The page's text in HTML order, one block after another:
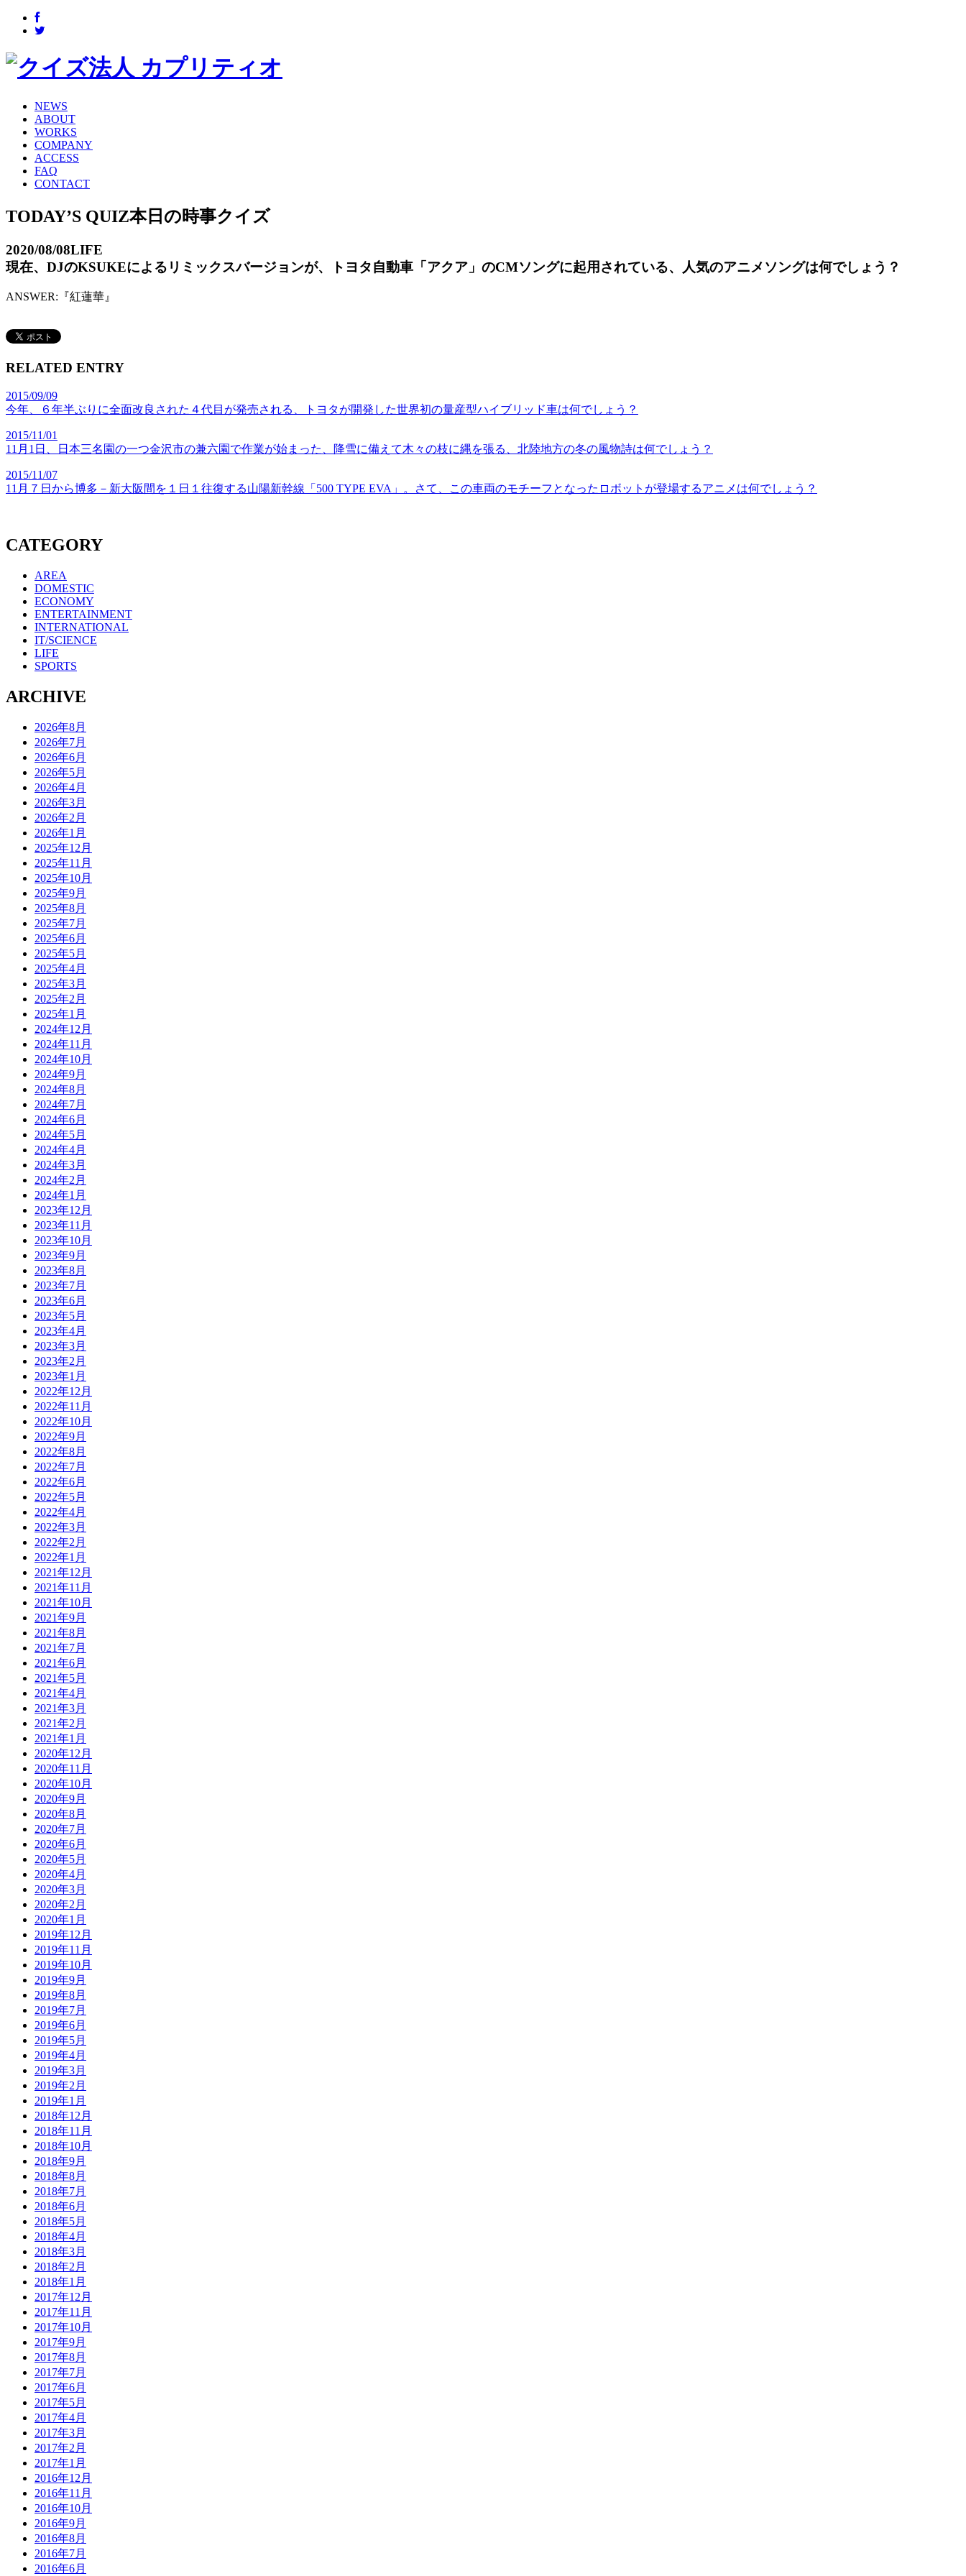
NEWS
ABOUT
WORKS
COMPANY
ACCESS
FAQ
CONTACT
TODAY’S QUIZ本日の時事クイズ
2020/08/08LIFE
現在、DJのKSUKEによるリミックスバージョンが、トヨタ自動車「アクア」のCMソングに起用されている、人気のアニメソングは何でしょう？
ANSWER: 『紅蓮華』
RELATED ENTRY
2015/09/09
今年、６年半ぶりに全面改良された４代目が発売される、トヨタが開発した世界初の量産型ハイブリッド車は何でしょう？
2015/11/01
11月1日、日本三名園の一つ金沢市の兼六園で作業が始まった、降雪に備えて木々の枝に縄を張る、北陸地方の冬の風物詩は何でしょう？
2015/11/07
11月７日から博多－新大阪間を１日１往復する山陽新幹線「500 TYPE EVA」。さて、この車両のモチーフとなったロボットが登場するアニメは何でしょう？
CATEGORY
AREA
DOMESTIC
ECONOMY
ENTERTAINMENT
INTERNATIONAL
IT/SCIENCE
LIFE
SPORTS
ARCHIVE
2026年8月
2026年7月
2026年6月
2026年5月
2026年4月
2026年3月
2026年2月
2026年1月
2025年12月
2025年11月
2025年10月
2025年9月
2025年8月
2025年7月
2025年6月
2025年5月
2025年4月
2025年3月
2025年2月
2025年1月
2024年12月
2024年11月
2024年10月
2024年9月
2024年8月
2024年7月
2024年6月
2024年5月
2024年4月
2024年3月
2024年2月
2024年1月
2023年12月
2023年11月
2023年10月
2023年9月
2023年8月
2023年7月
2023年6月
2023年5月
2023年4月
2023年3月
2023年2月
2023年1月
2022年12月
2022年11月
2022年10月
2022年9月
2022年8月
2022年7月
2022年6月
2022年5月
2022年4月
2022年3月
2022年2月
2022年1月
2021年12月
2021年11月
2021年10月
2021年9月
2021年8月
2021年7月
2021年6月
2021年5月
2021年4月
2021年3月
2021年2月
2021年1月
2020年12月
2020年11月
2020年10月
2020年9月
2020年8月
2020年7月
2020年6月
2020年5月
2020年4月
2020年3月
2020年2月
2020年1月
2019年12月
2019年11月
2019年10月
2019年9月
2019年8月
2019年7月
2019年6月
2019年5月
2019年4月
2019年3月
2019年2月
2019年1月
2018年12月
2018年11月
2018年10月
2018年9月
2018年8月
2018年7月
2018年6月
2018年5月
2018年4月
2018年3月
2018年2月
2018年1月
2017年12月
2017年11月
2017年10月
2017年9月
2017年8月
2017年7月
2017年6月
2017年5月
2017年4月
2017年3月
2017年2月
2017年1月
2016年12月
2016年11月
2016年10月
2016年9月
2016年8月
2016年7月
2016年6月